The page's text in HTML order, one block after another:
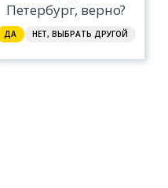
Петербург, верно?
ДА НЕТ, ВЫБРАТЬ ДРУГОЙ